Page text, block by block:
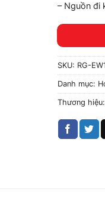
– Nguồn đi
SKU: RG-
Danh mục:
Thương hiệu: